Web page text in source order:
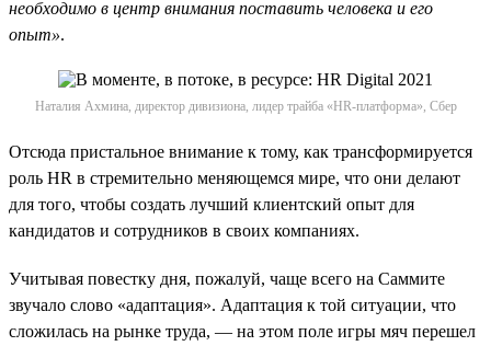
необходимо в центр внимания поставить человека и его
опыт».
Наталия Ахмина, директор дивизиона, лидер трайба «HR-платформа», Сбер
Отсюда пристальное внимание к тому, как трансформируется
роль HR в стремительно меняющемся мире, что они делают
для того, чтобы создать лучший клиентский опыт для
кандидатов и сотрудников в своих компаниях.
Учитывая повестку дня, пожалуй, чаще всего на Саммите
звучало слово «адаптация». Адаптация к той ситуации, что
сложилась на рынке труда, — на этом поле игры мяч перешел